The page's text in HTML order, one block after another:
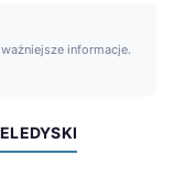
informacje.